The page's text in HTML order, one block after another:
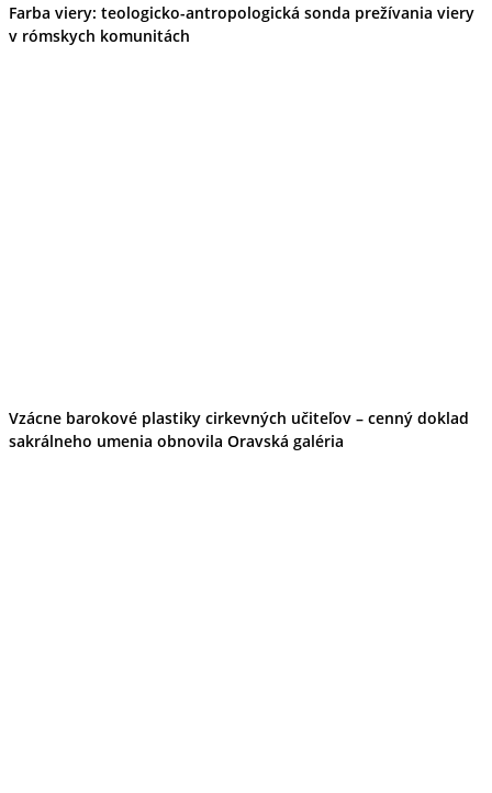
Farba viery: teologicko-antropologická sonda prežívania viery
v rómskych komunitách
Vzácne barokové plastiky cirkevných učiteľov – cenný doklad
sakrálneho umenia obnovila Oravská galéria